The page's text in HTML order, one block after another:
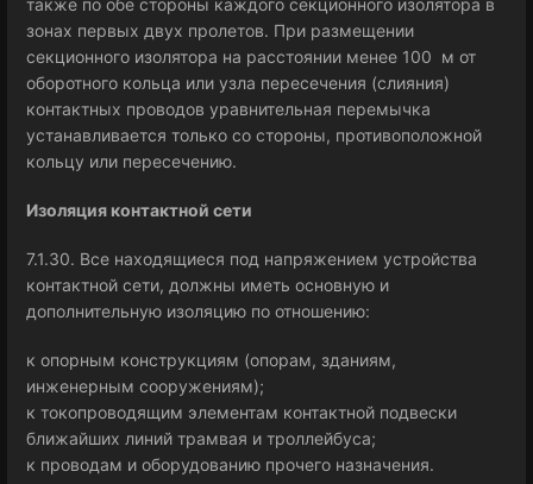
зонах первых двух пролетов. При размещении
секционного изолятора на расстоянии менее 100 м от
оборотного кольца или узла пересечения (слияния)
контактных проводов уравнительная перемычка
устанавливается только со стороны, противоположной
кольцу или пересечению.
Изоляция контактной сети
7.1.30. Все находящиеся под напряжением устройства
контактной сети, должны иметь основную и
дополнительную изоляцию по отношению:
к опорным конструкциям (опорам, зданиям,
инженерным сооружениям);
к токопроводящим элементам контактной подвески
ближайших линий трамвая и троллейбуса;
к проводам и оборудованию прочего назначения.